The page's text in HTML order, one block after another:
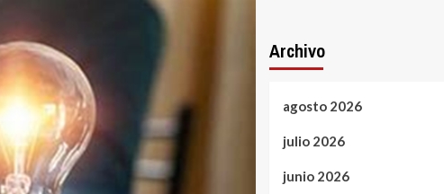
Archivo
agosto 2026
julio 2026
junio 2026